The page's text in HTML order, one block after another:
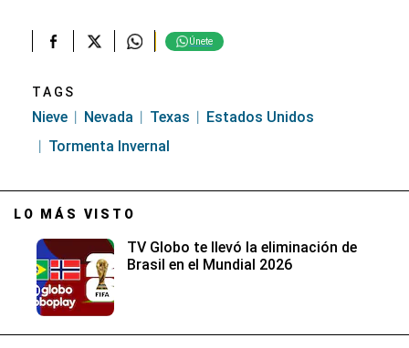
Únete
TAGS
Nieve Nevada Texas
Estados Unidos
Tormenta Invernal
LO MÁS VISTO
TV Globo te llevó la eliminación de
Brasil en el Mundial 2026